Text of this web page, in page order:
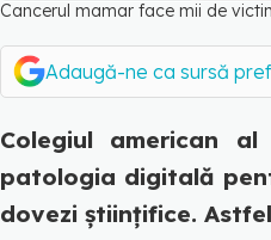
Cancerul mamar face mii de
Adaugă-ne ca sursă
Colegiul american
patologia digitală
dovezi științifice.